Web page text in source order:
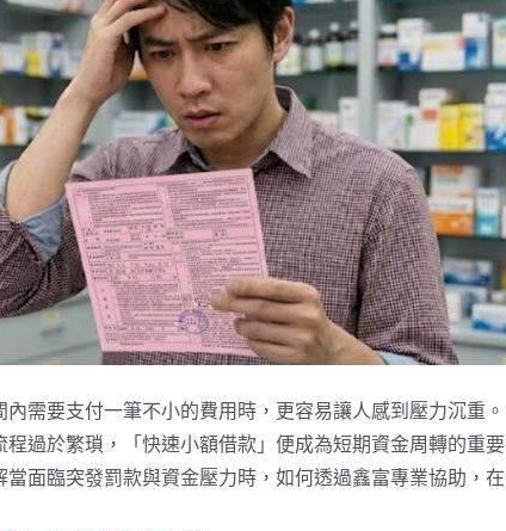
需要支付一筆不小的費用時，更容易讓人感到壓力沉重。
過於繁瑣，「快速小額借款」便成為短期資金周轉的重要
面臨突發罰款與資金壓力時，如何透過鑫富專業協助，在